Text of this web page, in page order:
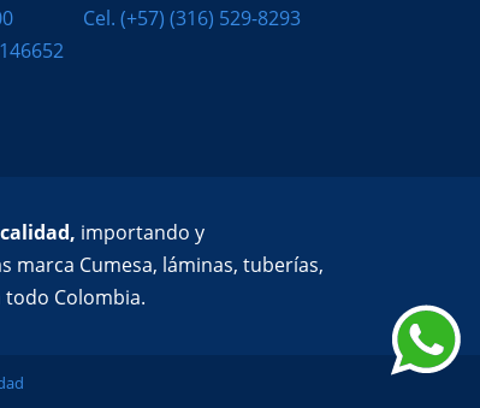
Cel. (+57) (316) 529-8293
importando y
marca Cumesa, láminas, tuberías,
todo Colombia.